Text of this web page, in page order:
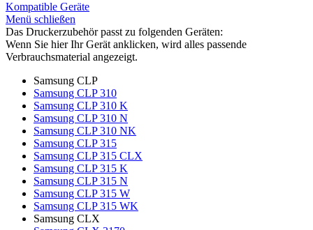
Kompatible Geräte
Menü schließen
Das Druckerzubehör passt zu folgenden Geräten:
Wenn Sie hier Ihr Gerät anklicken, wird alles passende
Verbrauchsmaterial angezeigt.
Samsung CLP
Samsung CLP 310
Samsung CLP 310 K
Samsung CLP 310 N
Samsung CLP 310 NK
Samsung CLP 315
Samsung CLP 315 CLX
Samsung CLP 315 K
Samsung CLP 315 N
Samsung CLP 315 W
Samsung CLP 315 WK
Samsung CLX